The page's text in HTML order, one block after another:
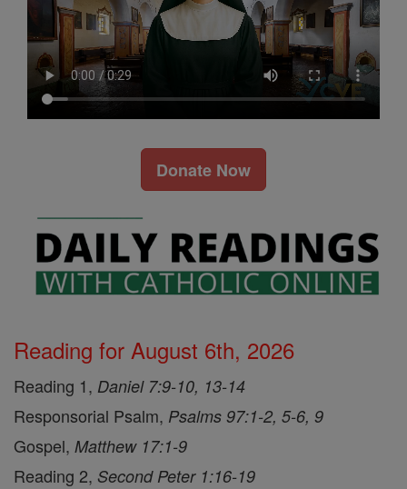
Donate Now
Reading for August 6th, 2026
Reading 1, Daniel 7:9-10, 13-14
Responsorial Psalm, Psalms 97:1-2, 5-6, 9
Gospel, Matthew 17:1-9
Reading 2, Second Peter 1:16-19